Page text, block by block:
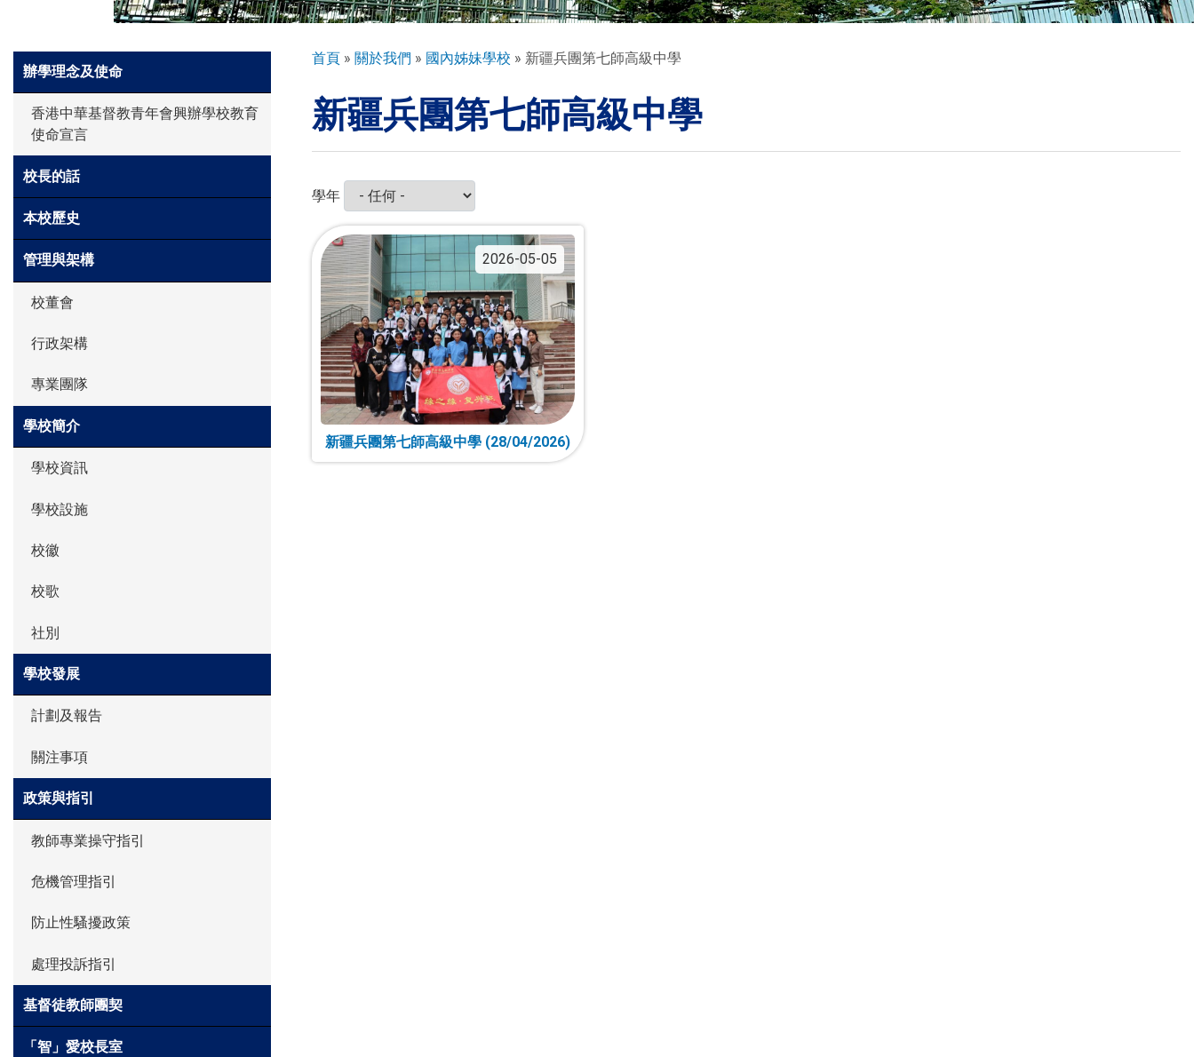
環球探索
入學申請
學生園地
學生表現
校曆表
Side
Meun
辦學理念及使命
香港中華基督教青年會興辦學校教育
使命宣言
校長的話
本校歷史
管理與架構
校董會
行政架構
專業團隊
學校簡介
學校資訊
學校設施
校徽
校歌
社別
學校發展
計劃及報告
關注事項
政策與指引
教師專業操守指引
危機管理指引
防止性騷擾政策
處理投訴指引
基督徒教師團契
「智」愛校長室
導
連
結
首頁 關於我們 國內姊妹學校 新疆兵團第七師高級中學
新疆兵團第七師高級中學
學年
2026-05-05
新疆兵團第七師高級中學 (28/04/2026)